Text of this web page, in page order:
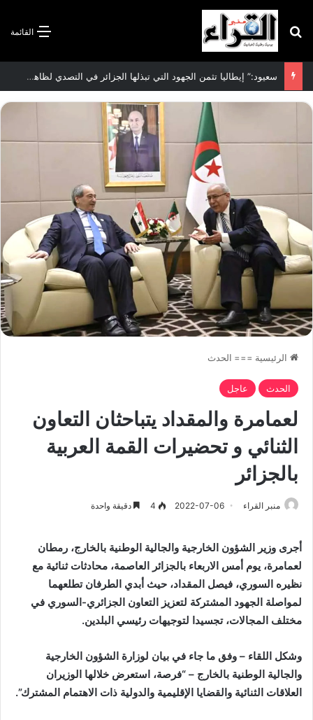
القائمة بحث عن
الاتفاقية الأممية بشأن تغير المناخ :الجزائر تودع مساهمتها الوطنية المحددة لسنة 2026
الرئيسية === الحدث
الحدث عاجل
لعمامرة والمقداد يتباحثان التعاون
الثنائي و تحضيرات القمة العربية
بالجزائر
منبر القراء 2022-07-06
4 دقيقة واحدة
أجرى وزير الشؤون الخارجية والجالية الوطنية بالخارج، رمطان
لعمامرة، يوم أمس الاربعاء بالجزائر العاصمة، محادثات ثنائية مع
نظيره السوري، فيصل المقداد، حيث أبدي الطرفان تطلعهما
لمواصلة الجهود المشتركة لتعزيز التعاون الجزائري-السوري في
مختلف المجالات، تجسيدا لتوجيهات رئيسي البلدين.
وشكل اللقاء – وفق ما جاء في بيان لوزارة الشؤون الخارجية
والجالية الوطنية بالخارج – “فرصة، استعرض خلالها الوزيران
العلاقات الثنائية والقضايا الإقليمية والدولية ذات الاهتمام المشترك”.